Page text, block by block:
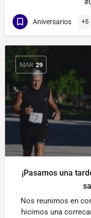
Aniversarios +5
MAR 29
¡Pasamos una
Nos reunimos en
hicimos una